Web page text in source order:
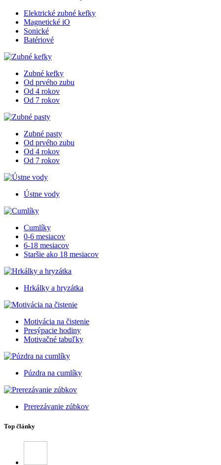
Elektrické zubné kefky
Magnetické iO
Sonické
Batériové
Zubné kefky
Od prvého zubu
Od 4 rokov
Od 7 rokov
Zubné pasty
Od prvého zubu
Od 4 rokov
Od 7 rokov
Ústne vody
Cumlíky
0-6 mesiacov
6-18 mesiacov
Staršie ako 18 mesiacov
Hrkálky a hryzátka
Motivácia na čistenie
Presýpacie hodiny
Motivačné tabuľky
Púzdra na cumlíky
Prerezávanie zúbkov
Top články